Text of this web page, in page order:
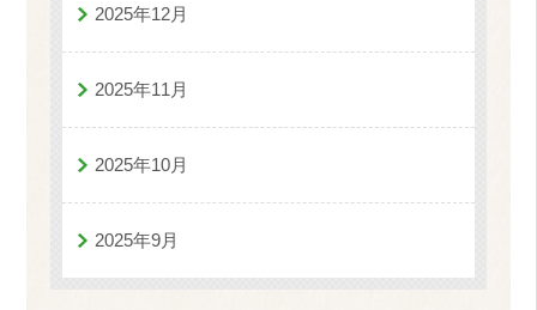
2025年12月
2025年11月
2025年10月
2025年9月